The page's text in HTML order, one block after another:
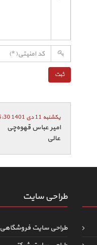
یکشنبه 11 دی 1401 05:30
امیر عباس قهوه‌چی
عالی
طراحی سایت
طراحی سایت فروشگاهی